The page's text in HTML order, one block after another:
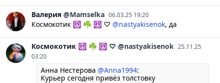
Валерия @Mamselka 06.03.25 19:20
Космокотик ☮ ☘ ☮ ♡ @nastyakisenok, да
Космокотик ☮ ☘ ☮ ♡ @nastyakisenok 25.11.25
03:20
Анна Нестерова @Anna1994:
Курьер сегодня привёз толстовку